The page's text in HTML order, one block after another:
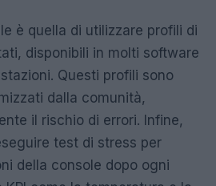
è quella di utilizzare profili di
disponibili in molti software
Questi profili sono
dalla comunità,
il rischio di errori. Infine,
test di stress per
della console dopo ogni